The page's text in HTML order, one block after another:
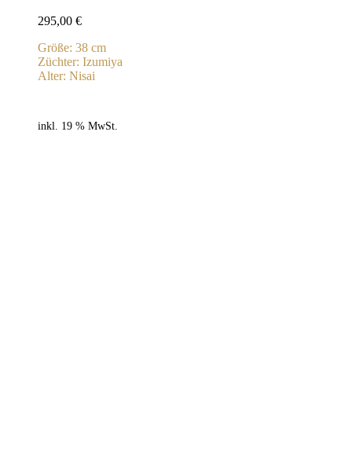
295,00 €
Größe: 38 cm
Züchter: Izumiya
Alter: Nisai
inkl. 19 % MwSt.